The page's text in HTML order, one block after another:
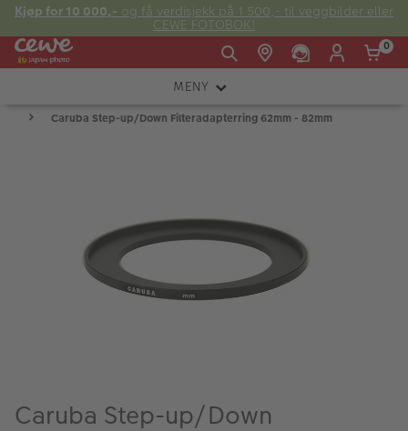
Kjøp for 10 000,- og få verdisjekk på 1 500,- til veggbilder eller
CEWE FOTOBOK!
Fre:
20:00
Søndag: 20:00
E-post:
kundeservice@japanphoto.no
0
MENY
KAMERA
LYS OG STUDIO
INSTANTFOTO
ALBUM
Caruba Step-up/Down Filteradapterring 62mm - 82mm
Caruba Step-up/Down